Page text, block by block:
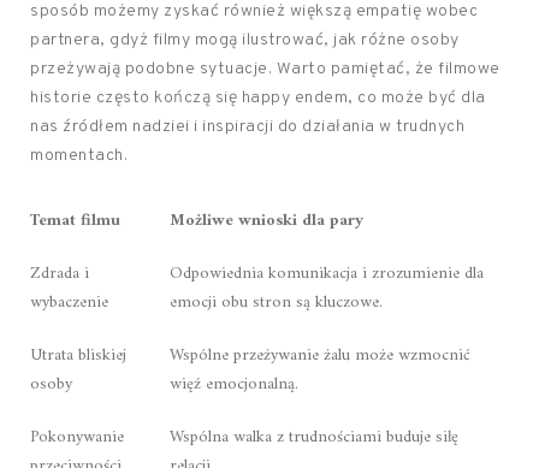
sposób możemy zyskać również większą empatię wobec
partnera, gdyż filmy mogą ilustrować, jak różne osoby
przeżywają podobne sytuacje. Warto pamiętać, że filmowe
historie często kończą się happy endem, co może być dla
nas źródłem nadziei i inspiracji do działania w trudnych
momentach.
Temat filmu
Możliwe wnioski dla pary
Zdrada i
wybaczenie
Odpowiednia komunikacja i zrozumienie dla
emocji obu stron są kluczowe.
Utrata bliskiej
osoby
Wspólne przeżywanie żalu może wzmocnić
więź emocjonalną.
Pokonywanie
Wspólna walka z trudnościami buduje siłę